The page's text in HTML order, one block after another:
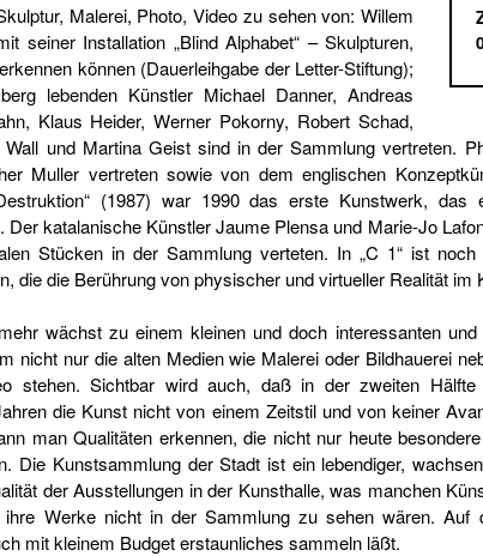
Malerei, Photo, Video zu sehen von: Willem
seiner Installation „Blind Alphabet“ – Skulpturen,
können (Dauerleihgabe der Letter-Stiftung);
lebenden Künstler Michael Danner, Andreas
Klaus Heider, Werner Pokorny, Robert Schad,
Wall und Martina Geist sind in der Sammlung vertreten.
Muller vertreten sowie von dem englischen
(1987) war 1990 das erste Kunstwerk, das
katalanische Künstler Jaume Plensa und Marie-Jo
Stücken in der Sammlung verteten. In „C 1“ ist noch
die die Berührung von physischer und virtueller Realität
wächst zu einem kleinen und doch interessanten
nicht nur die alten Medien wie Malerei oder Bildhauerei
stehen. Sichtbar wird auch, daß in der zweiten
die Kunst nicht von einem Zeitstil und von keiner
man Qualitäten erkennen, die nicht nur heute
Die Kunstsammlung der Stadt ist ein lebendiger,
der Ausstellungen in der Kunsthalle, was manchen
Werke nicht in der Sammlung zu sehen wären. Auf
mit kleinem Budget erstaunliches sammeln läßt.